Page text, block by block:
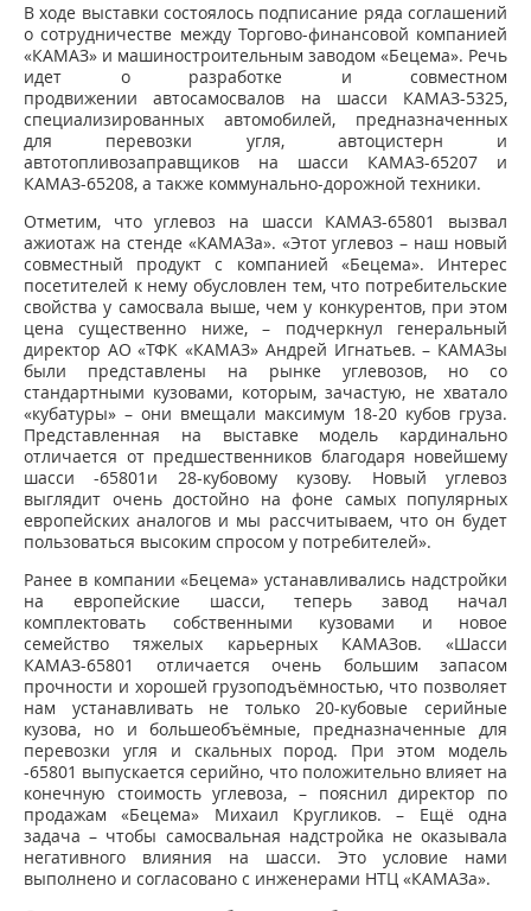
В ходе выставки состоялось подписание ряда соглашений
о сотрудничестве между Торгово-финансовой компанией
«КАМАЗ» и машиностроительным заводом «Бецема». Речь
идет о разработке и совместном
продвижении автосамосвалов на шасси КАМАЗ-5325,
специализированных автомобилей, предназначенных
для перевозки угля, автоцистерн и
автотопливозаправщиков на шасси КАМАЗ-65207 и
КАМАЗ-65208, а также коммунально-дорожной техники.
Отметим, что углевоз на шасси КАМАЗ-65801 вызвал
ажиотаж на стенде «КАМАЗа». «Этот углевоз – наш новый
совместный продукт с компанией «Бецема». Интерес
посетителей к нему обусловлен тем, что потребительские
свойства у самосвала выше, чем у конкурентов, при этом
цена существенно ниже, – подчеркнул генеральный
директор АО «ТФК «КАМАЗ» Андрей Игнатьев. – КАМАЗы
были представлены на рынке углевозов, но со
стандартными кузовами, которым, зачастую, не хватало
«кубатуры» – они вмещали максимум 18-20 кубов груза.
Представленная на выставке модель кардинально
отличается от предшественников благодаря новейшему
шасси -65801и 28-кубовому кузову. Новый углевоз
выглядит очень достойно на фоне самых популярных
европейских аналогов и мы рассчитываем, что он будет
пользоваться высоким спросом у потребителей».
Ранее в компании «Бецема» устанавливались надстройки
на европейские шасси, теперь завод начал
комплектовать собственными кузовами и новое
семейство тяжелых карьерных КАМАЗов. «Шасси
КАМАЗ-65801 отличается очень большим запасом
прочности и хорошей грузоподъёмностью, что позволяет
нам устанавливать не только 20-кубовые серийные
кузова, но и большеобъёмные, предназначенные для
перевозки угля и скальных пород. При этом модель
-65801 выпускается серийно, что положительно влияет на
конечную стоимость углевоза, – пояснил директор по
продажам «Бецема» Михаил Кругликов. – Ещё одна
задача – чтобы самосвальная надстройка не оказывала
негативного влияния на шасси. Это условие нами
выполнено и согласовано с инженерами НТЦ «КАМАЗа».